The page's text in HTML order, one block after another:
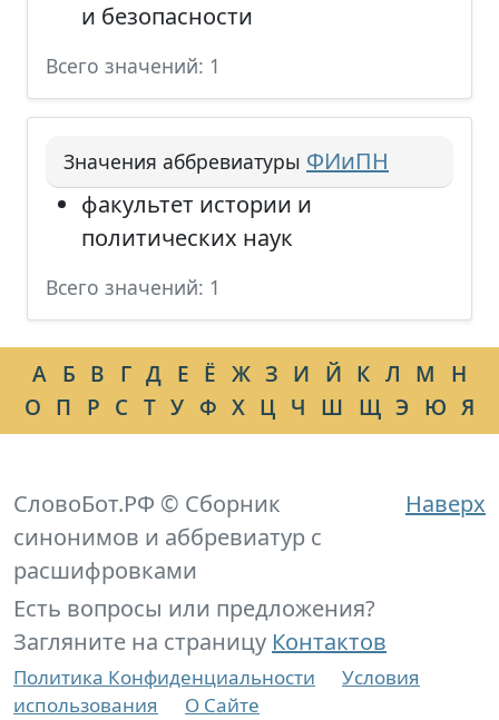
и безопасности
Всего значений: 1
Значения аббревиатуры ФИиПН
факультет истории и
политических наук
Всего значений: 1
А Б В Г Д Е Ё Ж З И Й К Л М
Н
О П Р С Т У Ф Х Ц Ч Ш Щ Э Ю Я
Наверх
СловоБот.РФ © Сборник
синонимов и аббревиатур с
расшифровками
Есть вопросы или предложения?
Загляните на страницу Контактов
Политика Конфиденциальности
Условия
использования
О Сайте